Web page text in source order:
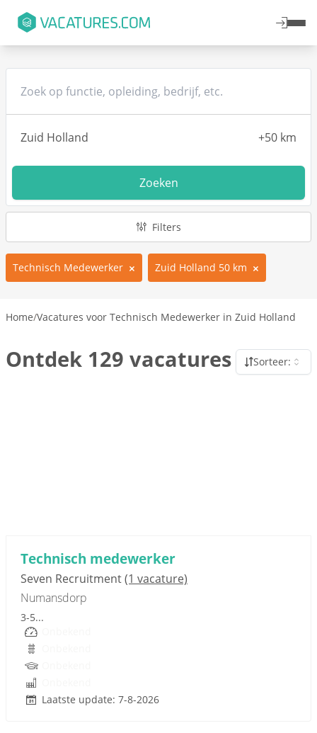
Zoeken
Filters
Technisch Medewerker Zuid Holland 50 km
Home/Vacatures voor Technisch Medewerker in Zuid Holland
Ontdek 129 vacatures Sorteer:
Technisch medewerker
Seven Recruitment(1 vacature)
Numansdorp
3-5...
Laatste update: 7-8-2026